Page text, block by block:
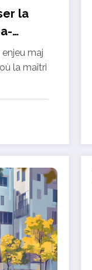
la
maj
la maîtri